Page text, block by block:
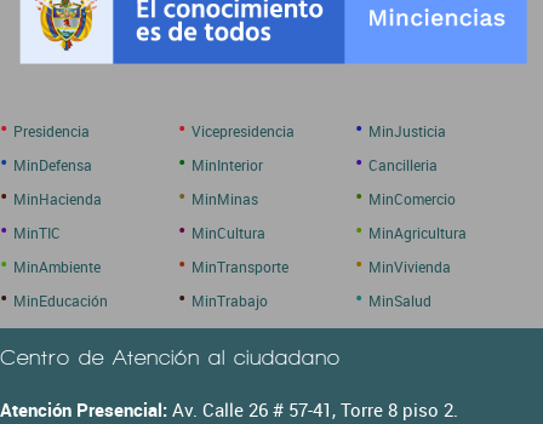
• Presidencia • Vicepresidencia • MinJusticia
• MinDefensa • MinInterior • Cancilleria
• MinHacienda • MinMinas • MinComercio
• MinTIC • MinCultura • MinAgricultura
• MinAmbiente • MinTransporte • MinVivienda
• MinEducación • MinTrabajo • MinSalud
Centro de Atención al ciudadano
Atención Presencial: Av. Calle 26 # 57-41, Torre 8 piso 2.